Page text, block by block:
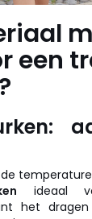
een
ideaal
het